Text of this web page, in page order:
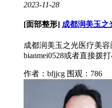
2023-11-28
[面部整形] 成都润美玉之
成都润美玉之光医疗美
bianmei0528或者直接拨
作者：bfjjcg 围观：786